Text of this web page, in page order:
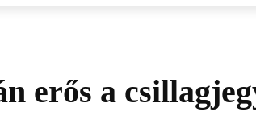
erős a